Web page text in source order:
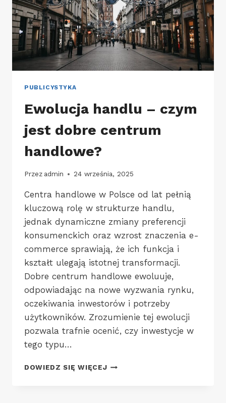
PUBLICYSTYKA
Ewolucja handlu – czym
jest dobre centrum
handlowe?
Przez admin 24 września, 2025
Centra handlowe w Polsce od lat pełnią
kluczową rolę w strukturze handlu,
jednak dynamiczne zmiany preferencji
konsumenckich oraz wzrost znaczenia e-
commerce sprawiają, że ich funkcja i
kształt ulegają istotnej transformacji.
Dobre centrum handlowe ewoluuje,
odpowiadając na nowe wyzwania rynku,
oczekiwania inwestorów i potrzeby
użytkowników. Zrozumienie tej ewolucji
pozwala trafnie ocenić, czy inwestycje w
tego typu…
DOWIEDZ SIĘ WIĘCEJEWOLUCJA